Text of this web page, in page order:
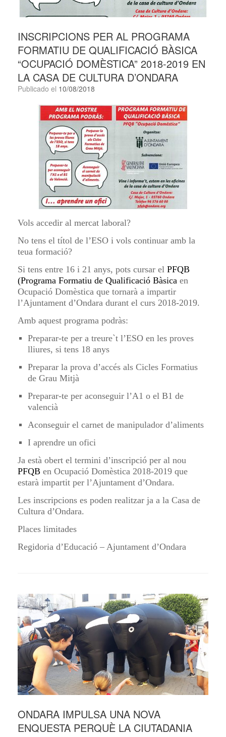
INSCRIPCIONS PER AL PROGRAMA
FORMATIU DE QUALIFICACIÓ BÀSICA
“OCUPACIÓ DOMÈSTICA” 2018-2019 EN
LA CASA DE CULTURA D’ONDARA
Publicado el 10/08/2018
Vols accedir al mercat laboral?
No tens el títol de l’ESO i vols continuar amb la
teua formació?
Si tens entre 16 i 21 anys, pots cursar el PFQB
(Programa Formatiu de Qualificació Bàsica en
Ocupació Domèstica que tornarà a impartir
l’Ajuntament d’Ondara durant el curs 2018-2019.
Amb aquest programa podràs:
Preparar-te per a treure`t l’ESO en les proves
lliures, si tens 18 anys
Preparar la prova d’accés als Cicles Formatius
de Grau Mitjà
Preparar-te per aconseguir l’A1 o el B1 de
valencià
Aconseguir el carnet de manipulador d’aliments
I aprendre un ofici
Ja està obert el termini d’inscripció per al nou
PFQB en Ocupació Domèstica 2018-2019 que
estarà impartit per l’Ajuntament d’Ondara.
Les inscripcions es poden realitzar ja a la Casa de
Cultura d’Ondara.
Places limitades
Regidoria d’Educació – Ajuntament d’Ondara
ONDARA IMPULSA UNA NOVA
ENQUESTA PERQUÈ LA CIUTADANIA